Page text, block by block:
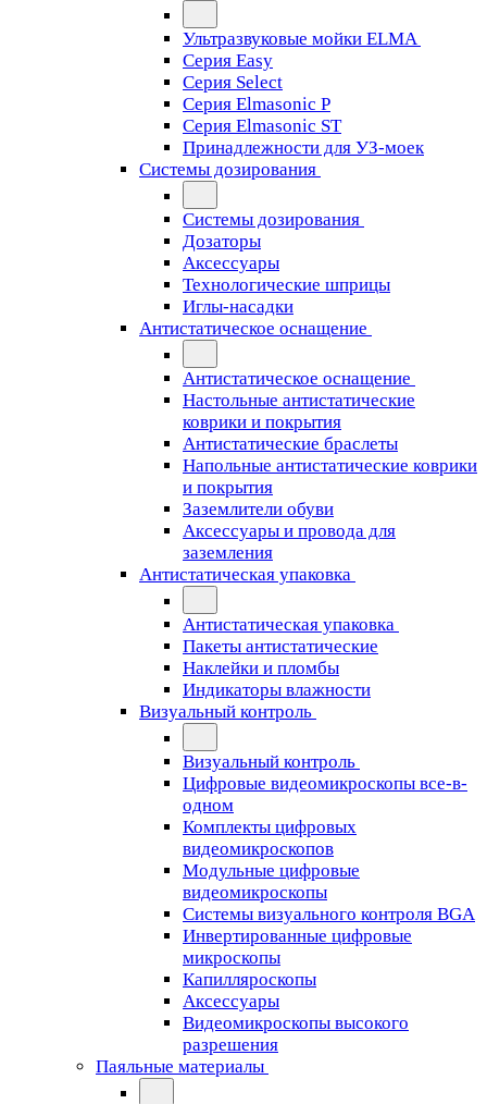
Ультразвуковые мойки ELMA
Серия Easy
Серия Select
Серия Elmasonic P
Серия Elmasonic ST
Принадлежности для УЗ-моек
Системы дозирования
Системы дозирования
Дозаторы
Аксессуары
Технологические шприцы
Иглы-насадки
Антистатическое оснащение
Антистатическое оснащение
Настольные антистатические
коврики и покрытия
Антистатические браслеты
Напольные антистатические коврики
и покрытия
Заземлители обуви
Аксессуары и провода для
заземления
Антистатическая упаковка
Антистатическая упаковка
Пакеты антистатические
Наклейки и пломбы
Индикаторы влажности
Визуальный контроль
Визуальный контроль
Цифровые видеомикроскопы все-в-
одном
Комплекты цифровых
видеомикроскопов
Модульные цифровые
видеомикроскопы
Cистемы визуального контроля BGA
Инвертированные цифровые
микроскопы
Капилляроскопы
Аксессуары
Видеомикроскопы высокого
разрешения
Паяльные материалы